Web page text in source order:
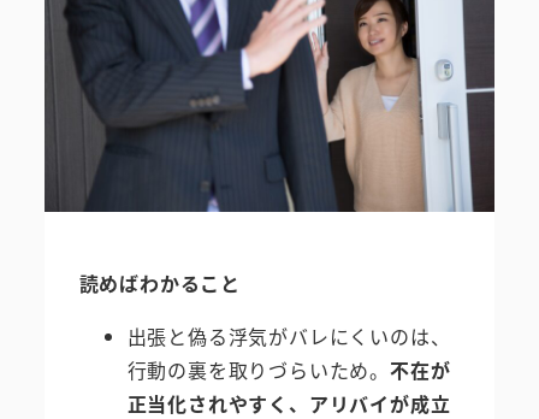
読めばわかること
出張と偽る浮気がバレにくいのは、
行動の裏を取りづらいため。 不在が
正当化されやすく、アリバイが成立